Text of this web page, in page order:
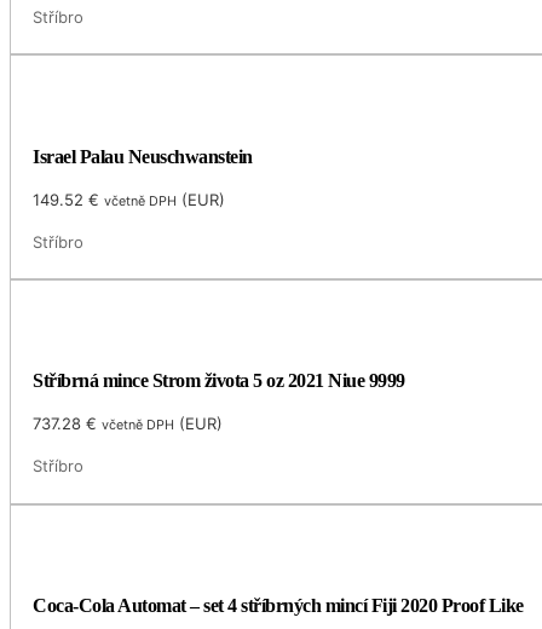
Stříbro
Israel Palau Neuschwanstein
149.52€ včetně DPH (EUR)
Stříbro
Stříbrná mince Strom života 5 oz 2021 Niue 9999
737.28€ včetně DPH (EUR)
Stříbro
Coca-Cola Automat – set 4 stříbrných mincí Fiji 2020 Proof Like